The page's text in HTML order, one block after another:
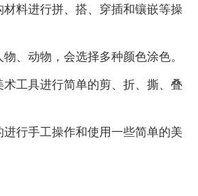
材料进行拼、搭、穿插和镶嵌等操
、动物，会选择多种颜色涂色。
工具进行简单的剪、折、撕、叠
行手工操作和使用一些简单的美